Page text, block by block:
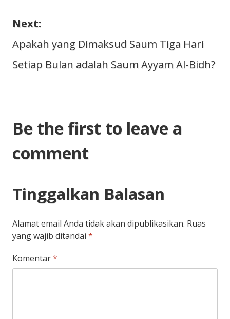
Next:
Apakah yang Dimaksud Saum Tiga Hari
Setiap Bulan adalah Saum Ayyam Al-Bidh?
Be the first to leave a
comment
Tinggalkan Balasan
Alamat email Anda tidak akan dipublikasikan. Ruas
yang wajib ditandai *
Komentar*